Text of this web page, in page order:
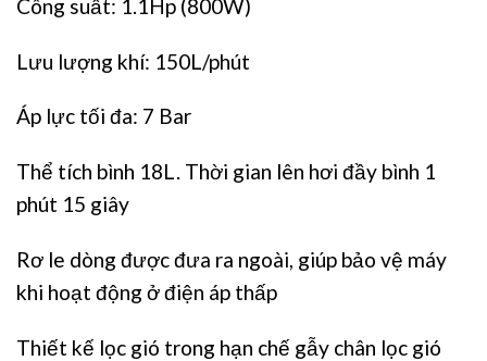
Công suất: 1.1Hp (800W)
Lưu lượng khí: 150L/phút
Áp lực tối đa: 7 Bar
Thể tích bình 18L. Thời gian lên hơi đầy bình 1
phút 15 giây
Rơ le dòng được đưa ra ngoài, giúp bảo vệ máy
khi hoạt động ở điện áp thấp
Thiết kế lọc gió trong hạn chế gẫy chân lọc gió